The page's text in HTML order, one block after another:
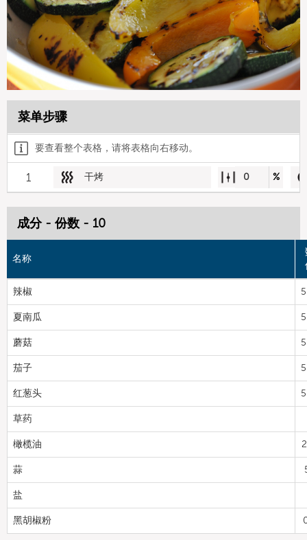
菜单步骤
要查看整个表格，请将表格向右移动。
1 干烤 0 %
成分 - 份数 - 10
名称
辣椒
夏南瓜
蘑菇
茄子
红葱头
草药
橄榄油
蒜
盐
黑胡椒粉